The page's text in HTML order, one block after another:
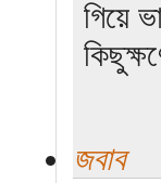
গিয়ে
জবাব